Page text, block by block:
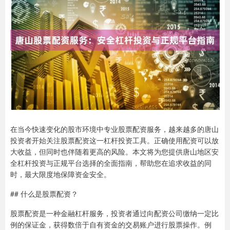
在当今快速变化的股市环境中专业股票配资服务，越来越多的唐山
投资者开始关注股票配资这一杠杆投资工具。正确使用配资可以放
大收益，但同时也伴随着更高的风险。本文将为您提供唐山地区安
全杠杆投资与正规平台选择的全面指南，帮助您在追求收益的同
时，最大限度地保障资金安全。
## 什么是股票配资？
股票配资是一种金融杠杆服务，投资者通过向配资公司缴纳一定比
例的保证金，获得数倍于自有资金的交易账户进行股票操作。例